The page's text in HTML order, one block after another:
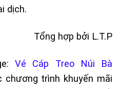
dịch.
Tổng hợp bởi L.T.P
Vé Cáp Treo Núi Bà
chương trình khuyến mãi